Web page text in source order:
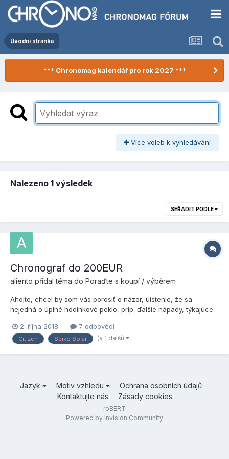
Úvodní stránka
*** Chronomag kalendář pro rok 2027 ***
Více voleb k vyhledávání
Nalezeno 1 výsledek
SEŘADIT PODLE
Chronograf do 200EUR
aliento přidal téma do Poraďte s koupí / výběrem
Ahojte, chcel by som vás porosiť o názor, uistenie, že sa
nejedná o úplné hodinkové peklo, príp. ďalšie nápady, týkajúce
drive) chronografov do cca 200eur +/- na denné rozje...ehm
nosenie 41mm-43mm max, L2L 50mm max, na kove. Z
2. října 2018 7 odpovědí
Citizen Seiko Solar (a 1 další)
Jazyk Motiv vzhledu
Ochrana osobních údajů
Kontaktujte nás
Zásady cookies
roBERT
Powered by Invision Community